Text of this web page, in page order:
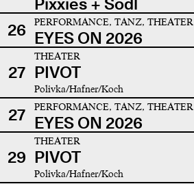
26
PERFORMANCE, TANZ, THEATER
EYES ON 2026
27
THEATER
PIVOT
Polivka/Hafner/Koch
27 PERFORMANCE, TANZ, THEATER
EYES ON 2026
29
THEATER
PIVOT
Polivka/Hafner/Koch